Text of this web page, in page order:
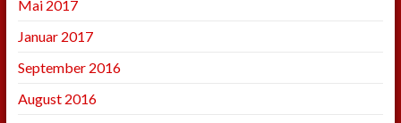
Mai 2017
Januar 2017
September 2016
August 2016